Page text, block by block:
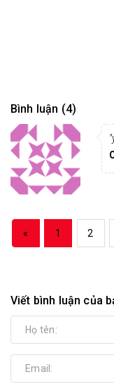
Bình luận (4)
« 1 2
Viết bình luận của